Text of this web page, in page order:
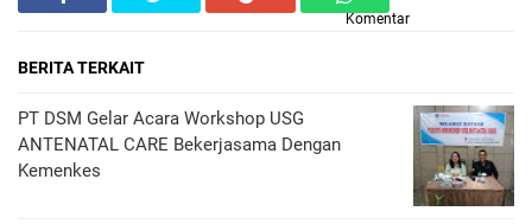
Komentar
BERITA TERKAIT
PT DSM Gelar Acara Workshop USG
ANTENATAL CARE Bekerjasama Dengan
Kemenkes